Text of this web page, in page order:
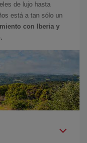
de lujo hasta
está a tan sólo un
con Iberia y